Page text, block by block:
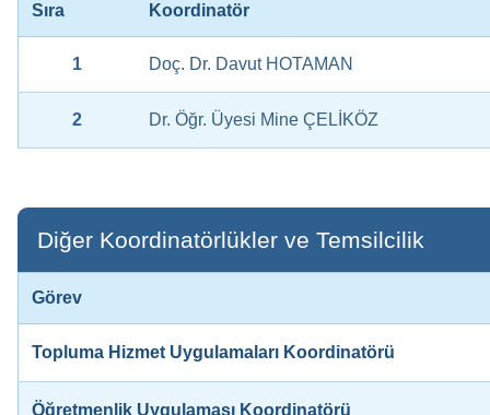
Sıra Koordinatör
1 Doç. Dr. Davut HOTAMAN
2 Dr. Öğr. Üyesi Mine ÇELİKÖZ
Diğer Koordinatörlükler ve Temsilcilik
Görev
Topluma Hizmet Uygulamaları Koordinatörü
Öğretmenlik Uygulaması Koordinatörü